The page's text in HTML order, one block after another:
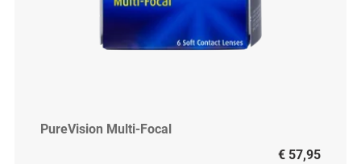
PureVision Multi-Focal
€ 57,95